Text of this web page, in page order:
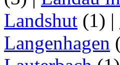
Landshut (1) |
Langenhagen